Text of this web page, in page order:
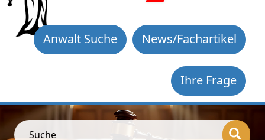
News/Fachartikel
Anwalt Suche
Ihre Frage
Suche